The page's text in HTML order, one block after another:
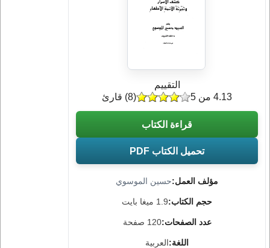
مؤلف العمل:حسين الموسوي
حجم الكتاب:1.9 ميغا بايت
عدد الصفحات:120 صفحة
اللغة:العربية
التقييم
(
8) قارئ 4.13 من 5
قراءة الكتاب
تحميل الكتاب PDF